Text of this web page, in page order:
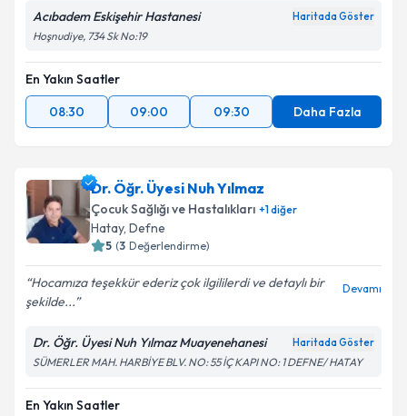
Acıbadem Eskişehir Hastanesi Haritada Göster
Hoşnudiye, 734 Sk No:19
En Yakın Saatler
08:30
09:00 09:30 Daha Fazla
Dr. Öğr. Üyesi Nuh Yılmaz
Çocuk Sağlığı ve Hastalıkları +1diğer
Hatay, Defne
5 (3 Değerlendirme)
Hocamıza teşekkür ederiz çok ilgililerdi ve detaylı bir
şekilde...
Devamı
Dr. Öğr. Üyesi Nuh Yılmaz Muayenehanesi Haritada Göster
SÜMERLER MAH. HARBİYE BLV. NO: 55 İÇ KAPI NO: 1 DEFNE/ HATAY
En Yakın Saatler